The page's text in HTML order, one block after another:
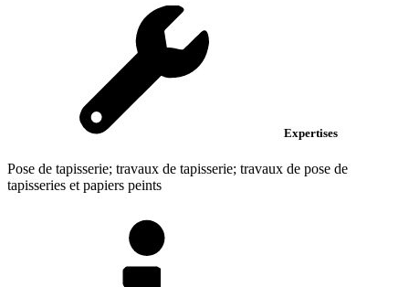
Expertises
Pose de tapisserie; travaux de tapisserie; travaux de pose de
tapisseries et papiers peints